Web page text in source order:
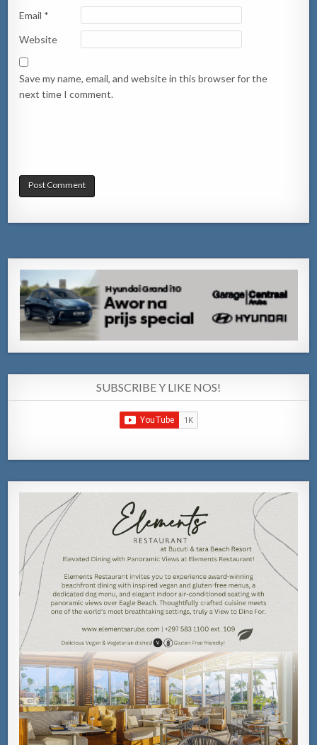
Email *
Website
Save my name, email, and website in this browser for the
next time I comment.
SUBSCRIBE Y LIKE NOS!